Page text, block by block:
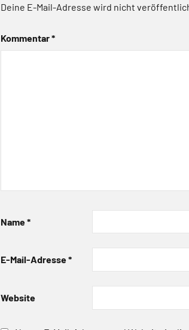
Deine E-Mail-Adresse wird nicht
Kommentar*
Name*
E-Mail-Adresse*
Website